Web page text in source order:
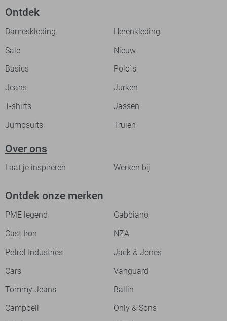
Ontdek
Dameskleding
Herenkleding
Sale
Nieuw
Basics
Polo`s
Jeans
Jurken
T-shirts
Jassen
Jumpsuits
Truien
Over ons
Laat je inspireren Werken bij
Ontdek onze merken
PME legend
Gabbiano
Cast Iron
NZA
Petrol Industries
Jack & Jones
Cars
Vanguard
Tommy Jeans
Ballin
Campbell
Only & Sons